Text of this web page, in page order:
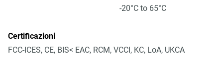
-20°C to 65°C
Certificazioni
FCC-ICES, CE, BIS< EAC, RCM, VCCI, KC, LoA, UKCA